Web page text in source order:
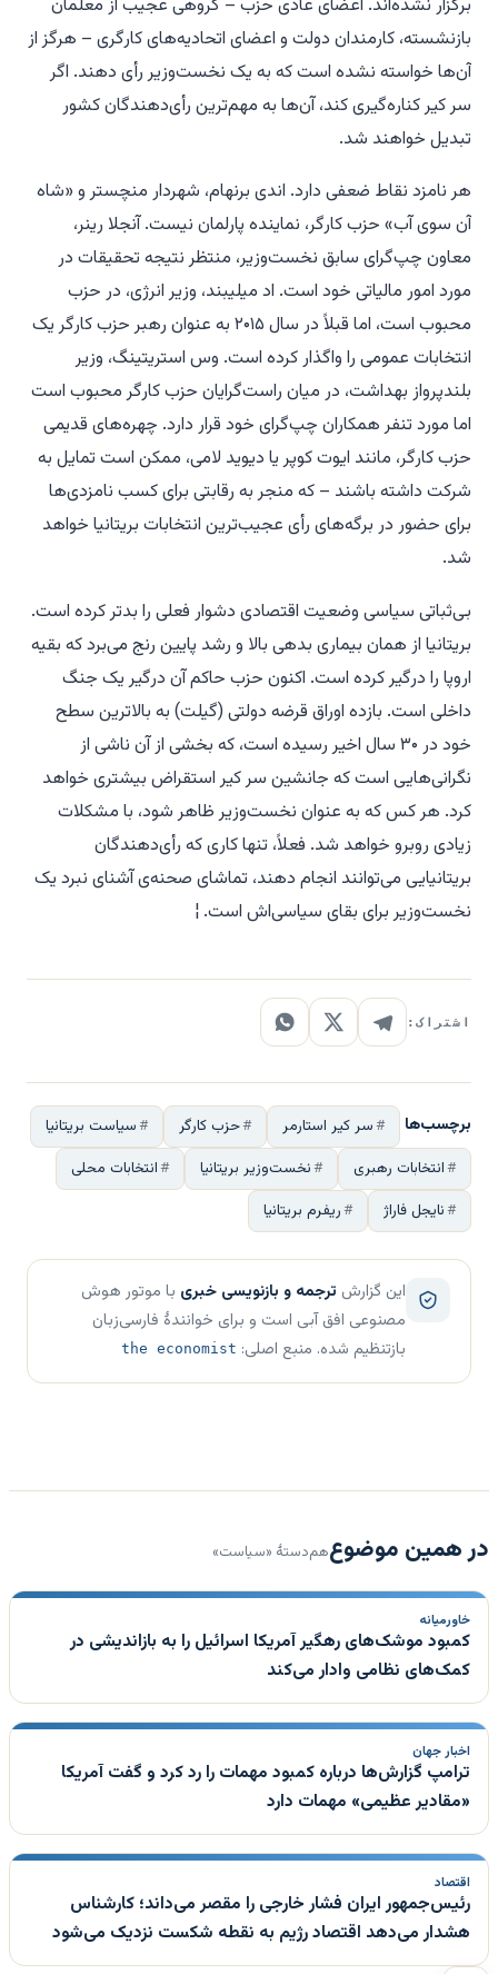
برگزار نشده‌اند. اعضای عادی حزب – گروهی عجیب از معلمان
بازنشسته، کارمندان دولت و اعضای اتحادیه‌های کارگری – هرگز از
آن‌ها خواسته نشده است که به یک نخست‌وزیر رأی دهند. اگر
سر کیر کناره‌گیری کند، آن‌ها به مهم‌ترین رأی‌دهندگان کشور
تبدیل خواهند شد.
هر نامزد نقاط ضعفی دارد. اندی برنهام، شهردار منچستر و «شاه
آن سوی آب» حزب کارگر، نماینده پارلمان نیست. آنجلا رینر،
معاون چپ‌گرای سابق نخست‌وزیر، منتظر نتیجه تحقیقات در
مورد امور مالیاتی خود است. اد میلیبند، وزیر انرژی، در حزب
محبوب است، اما قبلاً در سال ۲۰۱۵ به عنوان رهبر حزب کارگر یک
انتخابات عمومی را واگذار کرده است. وس استریتینگ، وزیر
بلندپرواز بهداشت، در میان راست‌گرایان حزب کارگر محبوب است
اما مورد تنفر همکاران چپ‌گرای خود قرار دارد. چهره‌های قدیمی
حزب کارگر، مانند ایوت کوپر یا دیوید لامی، ممکن است تمایل به
شرکت داشته باشند – که منجر به رقابتی برای کسب نامزدی‌ها
برای حضور در برگه‌های رأی عجیب‌ترین انتخابات بریتانیا خواهد
شد.
بی‌ثباتی سیاسی وضعیت اقتصادی دشوار فعلی را بدتر کرده است.
بریتانیا از همان بیماری بدهی بالا و رشد پایین رنج می‌برد که بقیه
اروپا را درگیر کرده است. اکنون حزب حاکم آن درگیر یک جنگ
داخلی است. بازده اوراق قرضه دولتی (گیلت) به بالاترین سطح
خود در ۳۰ سال اخیر رسیده است، که بخشی از آن ناشی از
نگرانی‌هایی است که جانشین سر کیر استقراض بیشتری خواهد
کرد. هر کس که به عنوان نخست‌وزیر ظاهر شود، با مشکلات
زیادی روبرو خواهد شد. فعلاً، تنها کاری که رأی‌دهندگان
بریتانیایی می‌توانند انجام دهند، تماشای صحنه‌ی آشنای نبرد یک
نخست‌وزیر برای بقای سیاسی‌اش است. ¦
اشتراک:
برچسب‌ها سر کیر استارمر حزب کارگر
سیاست بریتانیا
انتخابات رهبری
نخست‌وزیر بریتانیا
انتخابات محلی
نایجل فاراژ
ریفرم بریتانیا
این گزارش ترجمه و بازنویسی خبری با موتور هوش
مصنوعی افق آبی است و برای خوانندهٔ فارسی‌زبان
بازتنظیم شده. منبع اصلی: the economist
در همین موضوعهم‌دستهٔ «سیاست»
خاورمیانه
کمبود موشک‌های رهگیر آمریکا اسرائیل را به بازاندیشی در
کمک‌های نظامی وادار می‌کند
اخبار جهان
ترامپ گزارش‌ها درباره کمبود مهمات را رد کرد و گفت آمریکا
«مقادیر عظیمی» مهمات دارد
اقتصاد
رئیس‌جمهور ایران فشار خارجی را مقصر می‌داند؛ کارشناس
هشدار می‌دهد اقتصاد رژیم به نقطه شکست نزدیک می‌شود